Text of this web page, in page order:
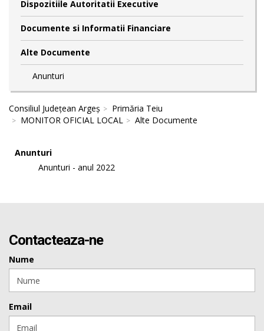
Dispozitiile Autoritatii Executive
Documente si Informatii Financiare
Alte Documente
Anunturi
Consiliul Județean Argeș
Primăria Teiu
MONITOR OFICIAL LOCAL
Alte Documente
Anunturi
Anunturi - anul 2022
Contacteaza-ne
Nume
Email